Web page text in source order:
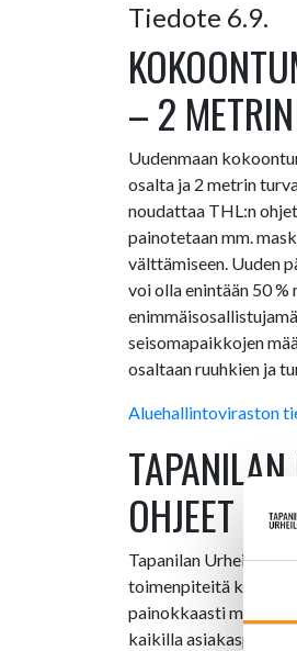
Tiedote 6.9.
– 2
Uudenmaan
osalta ja 2 metrin
noudattaa THL:n
painotetaan mm.
välttämiseen. Uuden
voi olla enintään 50
seisomapaikkojen
osaltaan ruuhkien ja
Aluehallintoviraston
OHJEET
Tapanilan
toimenpiteitä
painokkaasti
kaikilla